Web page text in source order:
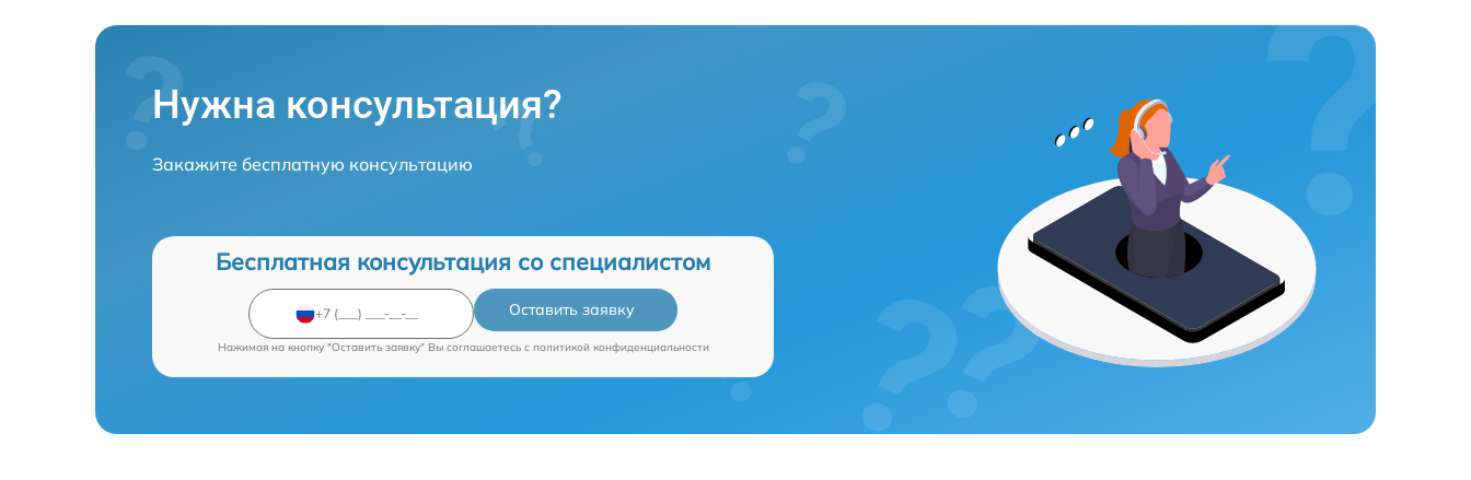
Нужна консультация?
Закажите бесплатную консультацию
Бесплатная консультация со специалистом
Оставить заявку
Нажимая на кнопку "Оставить заявку" Вы соглашаетесь c политикой конфиденциальности